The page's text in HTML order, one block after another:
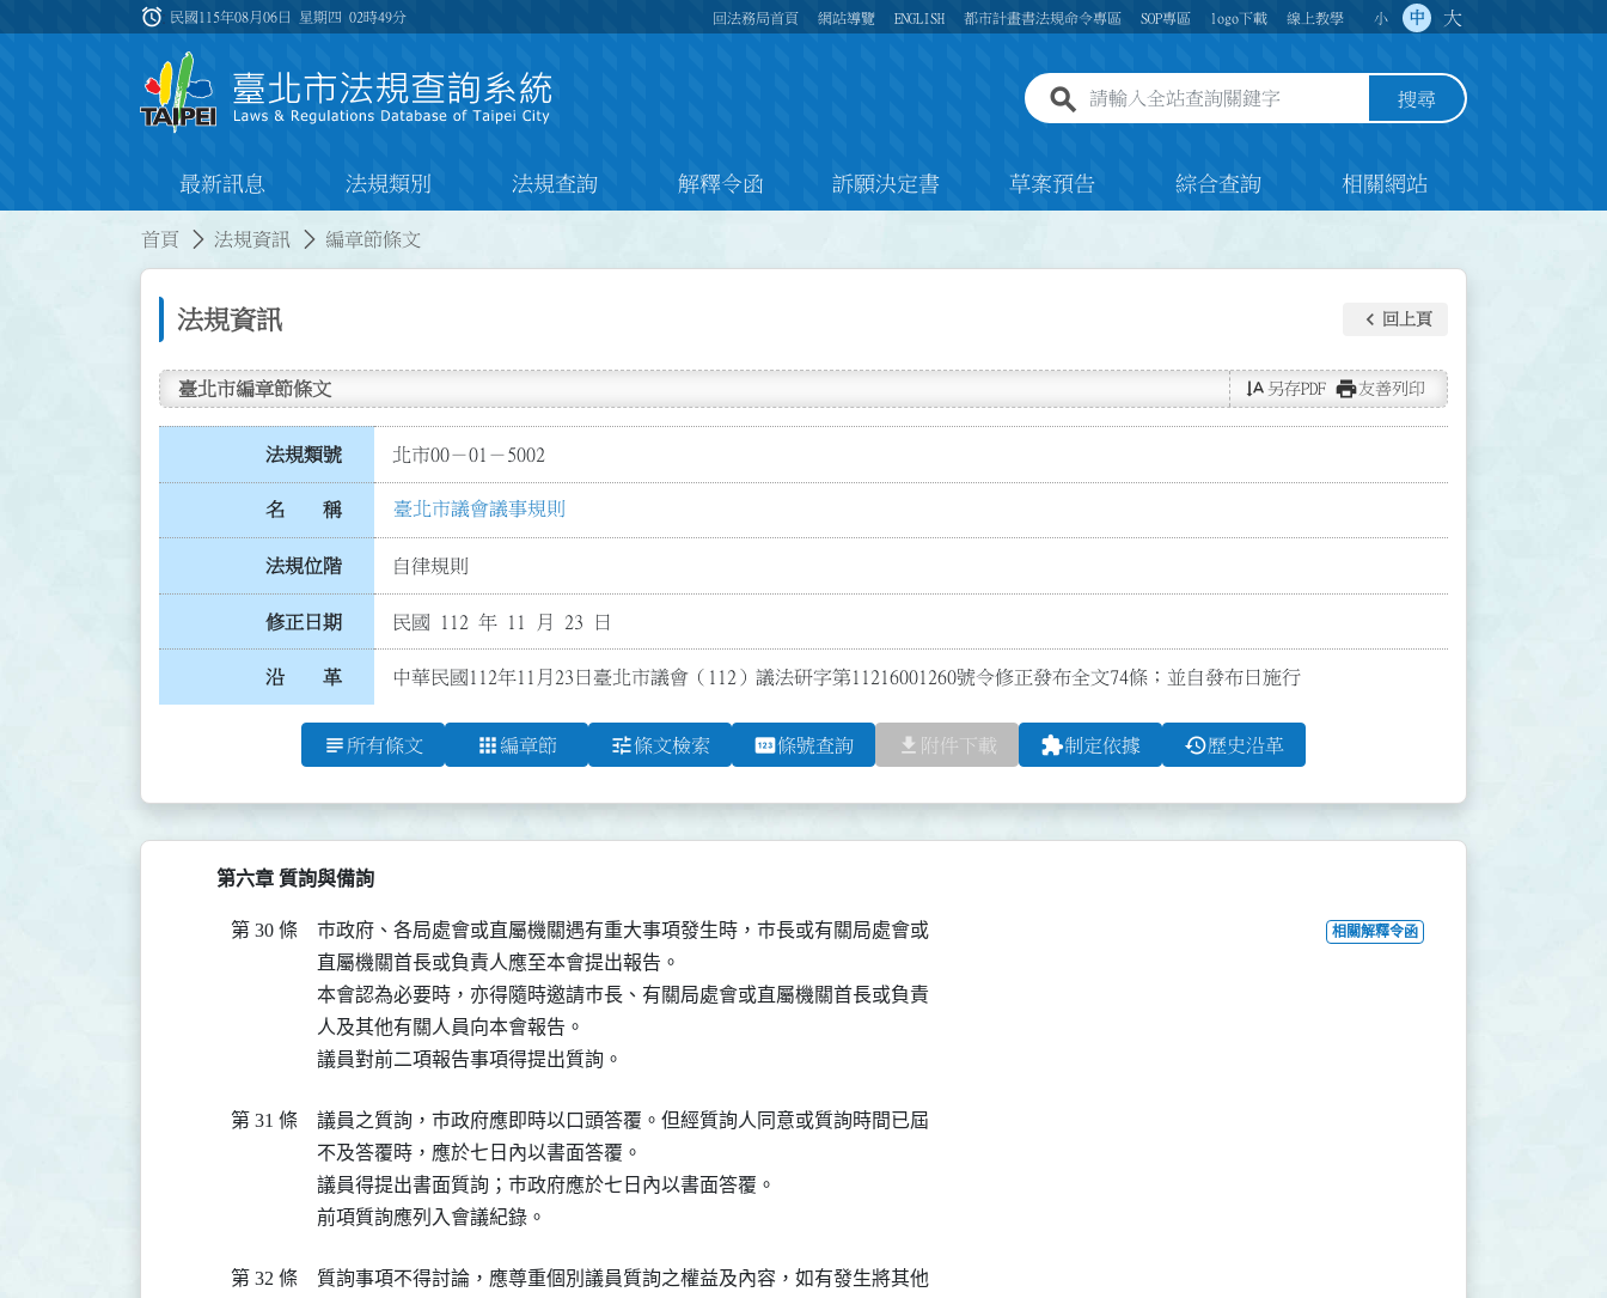
:::
alarm 民國115年08月06日 星期四02時49分 回法務局首頁 網站導覽 ENGLISH 都市計畫書法規命令專區 SOP專區 logo下載 線上教學 小 中 大
全站查詢關鍵字欄位 搜尋
最新訊息 法規類別 法規查詢 解釋令函 訴願決定書 草案預告 綜合查詢 相關網站
首頁 法規資訊 編章節條文
法規資訊 keyboard_arrow_left 回上頁
臺北市編章節條文 text_rotate_vertical 另存PDF print友善列印
法規類號 北市00－01－5002
名 稱 臺北市議會議事規則
法規位階 自律規則
修正日期 民國 112 年 11 月 23 日
沿 革 中華民國112年11月23日臺北市議會（112）議法研字第11216001260號令修正發布全文74條；並自發布日施行
subject 所有條文 apps 編章節 tune條文檢索 pin條號查詢 file_download 附件下載 extension制定依據 history歷史沿革
第六章 質詢與備詢
第 30 條
巿政府、各局處會或直屬機關遇有重大事項發生時，巿長或有關局處會或
直屬機關首長或負責人應至本會提出報告。
本會認為必要時，亦得隨時邀請巿長、有關局處會或直屬機關首長或負責
人及其他有關人員向本會報告。
議員對前二項報告事項得提出質詢。
相關解釋令函
第 31 條
議員之質詢，巿政府應即時以口頭答覆。但經質詢人同意或質詢時間已屆
不及答覆時，應於七日內以書面答覆。
議員得提出書面質詢；巿政府應於七日內以書面答覆。
前項質詢應列入會議紀錄。
第 32 條
質詢事項不得討論，應尊重個別議員質詢之權益及內容，如有發生將其他